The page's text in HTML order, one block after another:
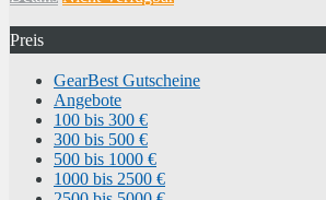
Preis
GearBest Gutscheine
Angebote
100 bis 300 €
300 bis 500 €
500 bis 1000 €
1000 bis 2500 €